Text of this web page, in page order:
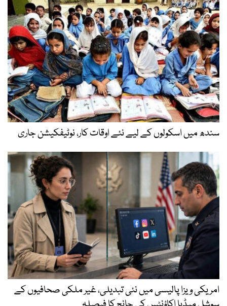
سندھ میں اسکولوں کے لیے نئے اوقات کار، نوٹیفکیشن جاری
امریکی ویزا پالیسی میں نئی تبدیلی، غیر ملکی صحافیوں کے